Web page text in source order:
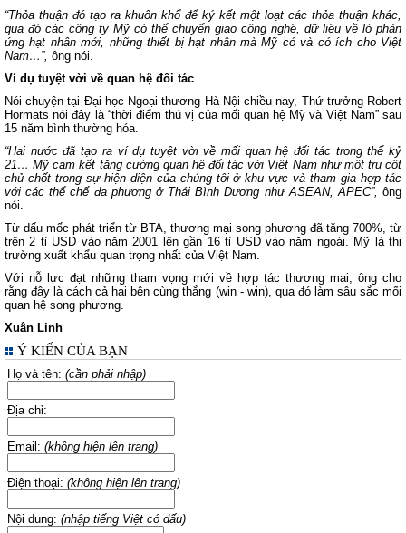
“Thỏa thuận đó tạo ra khuôn khổ để ký kết một loạt các thỏa thuận khác,
qua đó các công ty Mỹ có thể chuyển giao công nghệ, dữ liệu về lò phản
ứng hạt nhân mới, những thiết bị hạt nhân mà Mỹ có và có ích cho Việt
Nam…”, ông nói.
Ví dụ tuyệt vời về quan hệ đối tác
Nói chuyện tại Đại học Ngoại thương Hà Nội chiều nay, Thứ trưởng Robert
Hormats nói đây là “thời điểm thú vị của mối quan hệ Mỹ và Việt Nam” sau
15 năm bình thường hóa.
“Hai nước đã tạo ra ví dụ tuyệt vời về mối quan hệ đối tác trong thế kỷ
21… Mỹ cam kết tăng cường quan hệ đối tác với Việt Nam như một trụ cột
chủ chốt trong sự hiện diện của chúng tôi ở khu vực và tham gia hợp tác
với các thể chế đa phương ở Thái Bình Dương như ASEAN, APEC”, ông
nói.
Từ dấu mốc phát triển từ BTA, thương mại song phương đã tăng 700%, từ
trên 2 tỉ USD vào năm 2001 lên gần 16 tỉ USD vào năm ngoái. Mỹ là thị
trường xuất khẩu quan trọng nhất của Việt Nam.
Với nỗ lực đạt những tham vọng mới về hợp tác thương mại, ông cho
rằng đây là cách cả hai bên cùng thắng (win - win), qua đó làm sâu sắc mối
quan hệ song phương.
Xuân Linh
Ý KIẾN CỦA BẠN
Họ và tên: (cần phải nhập)
Địa chỉ:
Email: (không hiện lên trang)
Điện thoại: (không hiện lên trang)
Nội dung: (nhập tiếng Việt có dấu)